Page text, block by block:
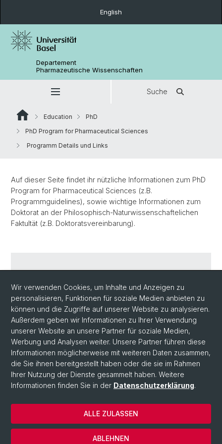
English
Departement
Pharmazeutische Wissenschaften
Suche
Education
PhD
PhD Program for Pharmaceutical Sciences
Programm Details und Links
Auf dieser Seite findet ihr nützliche Informationen zum PhD
Program for Pharmaceutical Sciences (z.B.
Programmguidelines), sowie wichtige Informationen zum
Doktorat an der Philosophisch-Naturwissenschaftelichen
Faktultät (z.B. Doktoratsvereinbarung).
Wichtige Information zum Doktorat an der Phil.-
Nat. Fakultät (z.B. Doktoratsvereinbarung)
Wir verwenden Cookies, um Inhalte und Anzeigen zu
personalisieren, Funktionen für soziale Medien anbieten zu
können und die Zugriffe auf unserer Website zu analysieren.
Außerdem geben wir Informationen zu Ihrer Verwendung
unserer Website an unsere Partner für soziale Medien,
Werbung und Analysen weiter. Unsere Partner führen diese
Informationen möglicherweise mit weiteren Daten zusammen,
die Sie ihnen bereitgestellt haben oder die sie im Rahmen
Ihrer Nutzung der Dienste gesammelt haben. Weitere
Informationen finden Sie in der Datenschutzerklärung.
ABLEHNEN
ALLE ZULASSEN